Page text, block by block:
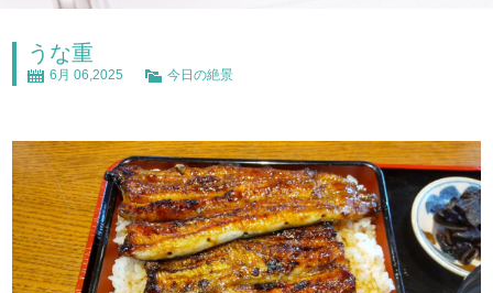
うな重
6月 06,2025 今日の絶景